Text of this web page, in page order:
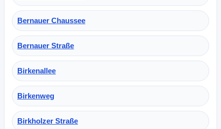
Bernauer Chaussee
Bernauer Straße
Birkenallee
Birkenweg
Birkholzer Straße